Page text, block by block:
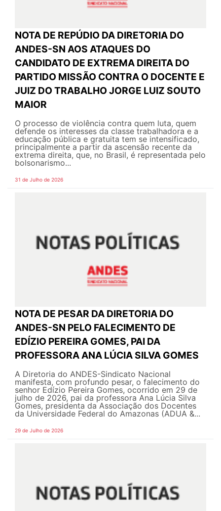
NOTA DE REPÚDIO DA DIRETORIA DO
ANDES-SN AOS ATAQUES DO
CANDIDATO DE EXTREMA DIREITA DO
PARTIDO MISSÃO CONTRA O DOCENTE E
JUIZ DO TRABALHO JORGE LUIZ SOUTO
MAIOR
O processo de violência contra quem luta, quem
defende os interesses da classe trabalhadora e a
educação pública e gratuita tem se intensificado,
principalmente a partir da ascensão recente da
extrema direita, que, no Brasil, é representada pelo
bolsonarismo...
31 de Julho de 2026
NOTA DE PESAR DA DIRETORIA DO
ANDES-SN PELO FALECIMENTO DE
EDÍZIO PEREIRA GOMES, PAI DA
PROFESSORA ANA LÚCIA SILVA GOMES
A Diretoria do ANDES-Sindicato Nacional
manifesta, com profundo pesar, o falecimento do
senhor Edízio Pereira Gomes, ocorrido em 29 de
julho de 2026, pai da professora Ana Lúcia Silva
Gomes, presidenta da Associação dos Docentes
da Universidade Federal do Amazonas (ADUA &...
29 de Julho de 2026